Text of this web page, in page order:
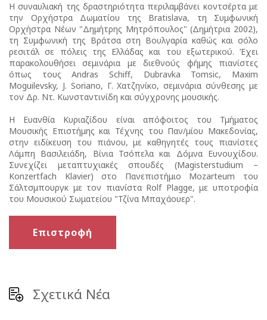
Η συναυλιακή της δραστηριότητα περιλαμβάνει κοντσέρτα με
την Ορχήστρα Δωματίου της Bratislava, τη Συμφωνική
Ορχήστρα Νέων "Δημήτρης Μητρόπουλος" (Δημήτρια 2002),
τη Συμφωνική της Βράτσα στη Βουλγαρία καθώς και σόλο
ρεσιτάλ σε πόλεις της Ελλάδας και του εξωτερικού. Έχει
παρακολουθήσει σεμινάρια με διεθνούς φήμης πιανίστες
όπως τους Andras Schiff, Dubravka Tomsic, Maxim
Moguilevsky, J. Soriano, Γ. Χατζηνίκο, σεμινάρια σύνθεσης με
τον Δρ. Ντ. Κωνσταντινίδη και σύγχρονης μουσικής.
Η Ευανθία Κυριαζίδου είναι απόφοιτος του Τμήματος
Μουσικής Επιστήμης και Τέχνης του Παν/μίου Μακεδονίας,
στην ειδίκευση του πιάνου, με καθηγητές τους πιανίστες
Λάμπη Βασιλειάδη, Βίνια Τσόπελα και Δόμνα Ευνουχίδου.
Συνεχίζει μεταπτυχιακές σπουδές (Μagisterstudium –
Konzertfach Klavier) στο Πανεπιστήμιο Mozarteum του
Σάλτσμπουργκ με τον πιανίστα Rolf Plagge, με υποτροφία
του Μουσικού Σωματείου "Τζίνα Μπαχάουερ".
Επιστροφή
Σχετικά Νέα